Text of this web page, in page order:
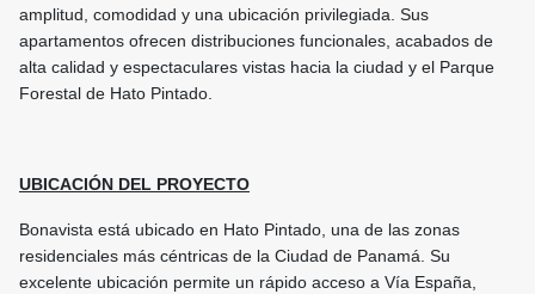
amplitud, comodidad y una ubicación privilegiada. Sus
apartamentos ofrecen distribuciones funcionales, acabados de
alta calidad y espectaculares vistas hacia la ciudad y el Parque
Forestal de Hato Pintado.
UBICACIÓN DEL PROYECTO
Bonavista está ubicado en Hato Pintado, una de las zonas
residenciales más céntricas de la Ciudad de Panamá. Su
excelente ubicación permite un rápido acceso a Vía España,